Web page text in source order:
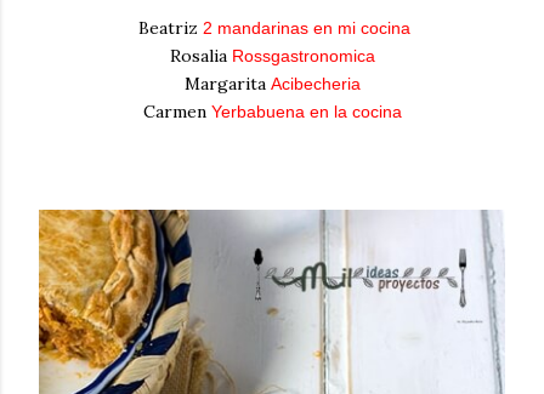
Beatriz 2 mandarinas en mi cocina
Rosalia Rossgastronomica
Margarita Acibecheria
Carmen Yerbabuena en la cocina